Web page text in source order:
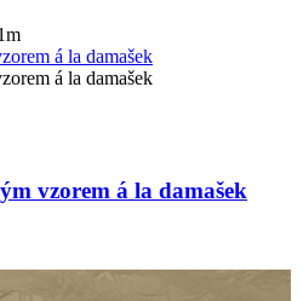
vzorem á la damašek